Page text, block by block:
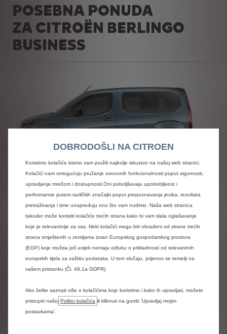
POSEBNA PONUDA
ZA CITROËN BERLINGO
BUSINESS
Berlingo Business YOU
185 € + PDV/mjesečno
5 godina jamstva
Uključena oprema:
Lijeva i desna bočna klizna vrata sa staklom
Sustav za pomoć pri zadržavanju vozila unutar vozne trake
(LKA)
DOBRODOŠLI NA CITROEN
Koristimo kolačiće bismo vam pružili najbolje iskustvo na našoj web stranici.
Kolačići nam omogućuju pružanje osnovnih funkcionalnosti poput sigurnosti,
upravljanja mrežom i dostupnosti.Oni poboljšavaju upotrebljivost i
performanse putem različitih značajki poput prepoznavanja jezika, rezultata
pretraživanja i time unapređuju ono što vam nudimo. Naša web stranica
također može koristiti kolačiće trećih strana kako bi vam slala oglašavanje
koje je relevantnije za vas. Neki kolačići mogu biti obrađeni od strane trećih
strana smještenih u zemljama izvan Europskog gospodarskog prostora
(EGP) koje možda još uvijek nemaju odluku o prikladnosti od relevantnih
europskih tijela za zaštitu podataka. U tom slučaju, prijenos se temelji na
vašem pristanku (Čl. 49.1a GDPR).
Ako želite saznati više o kolačićima koje koristimo i kako ih upravljati, možete
pristupiti našoj Politici kolačića ili kliknuti na gumb 'Upravljaj mojim
postavkama'.